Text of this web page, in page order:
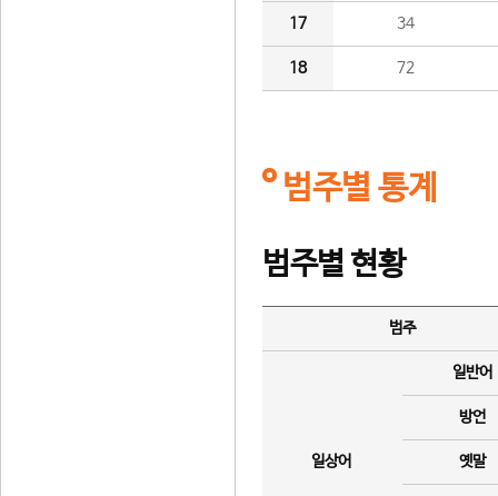
17 34
18 72
범주별 통계
범주별 현황
범주
일상어
일반어
방언
옛말